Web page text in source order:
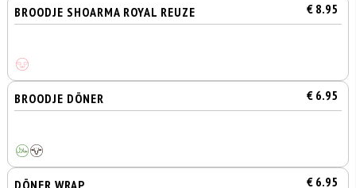
BROODJE SHOARMA ROYAL REUZE € 8.95
BROODJE DÖNER € 6.95
DÖNER WRAP € 6.95